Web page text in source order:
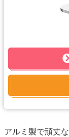
アルミ製で頑丈